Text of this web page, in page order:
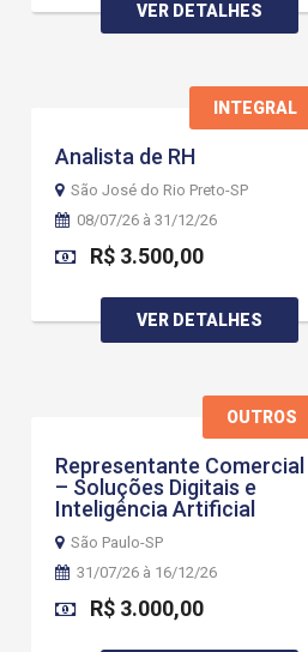
VER DETALHES
INTEGRAL
Analista de RH
São José do Rio Preto-SP
08/07/26 à 31/12/26
R$ 3.500,00
VER DETALHES
OUTROS
Representante Comercial
– Soluções Digitais e
Inteligência Artificial
São Paulo-SP
31/07/26 à 16/12/26
R$ 3.000,00